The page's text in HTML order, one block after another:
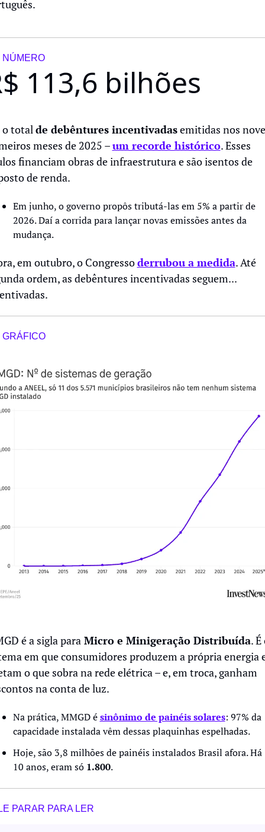
NÚMERO
113,6 bilhões
o total de debêntures incentivadas emitidas nos nove
meses de 2025 – um recorde histórico. Esses
financiam obras de infraestrutura e são isentos de
de renda.
Em junho, o governo propôs tributá-las em 5% a partir de
2026. Daí a corrida para lançar novas emissões antes da
mudança.
em outubro, o Congresso derrubou a medida. Até
ordem, as debêntures incentivadas seguem...
GRÁFICO
é a sigla para Micro e Minigeração Distribuída. É
em que consumidores produzem a própria energia
o que sobra na rede elétrica – e, em troca, ganham
na conta de luz.
Na prática, MMGD é sinônimo de painéis solares: 97% da
capacidade instalada vêm dessas plaquinhas espelhadas.
Hoje, são 3,8 milhões de painéis instalados Brasil afora. Há
10 anos, eram só 1.800.
PARAR PARA LER